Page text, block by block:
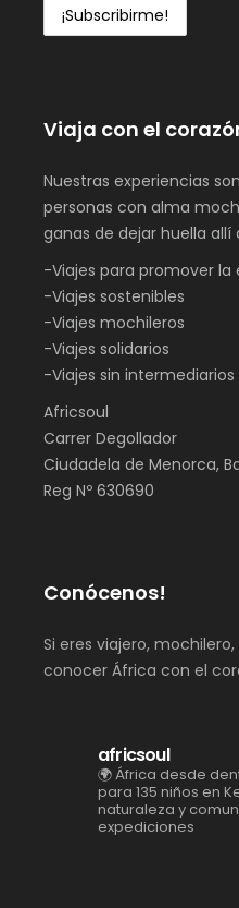
Viaja con el
Nuestras experiencias
personas con alma
ganas de dejar huella allí
-Viajes para promover
-Viajes sostenibles
-Viajes mochileros
-Viajes solidarios
-Viajes sin intermediarios
Africsoul
Carrer Degollador
Ciudadela de Menorca,
Reg Nº 630690
Conócenos!
Si eres viajero,
conocer África con el
africsoul
🌍 África desde
para 135 niños en
naturaleza y
expediciones